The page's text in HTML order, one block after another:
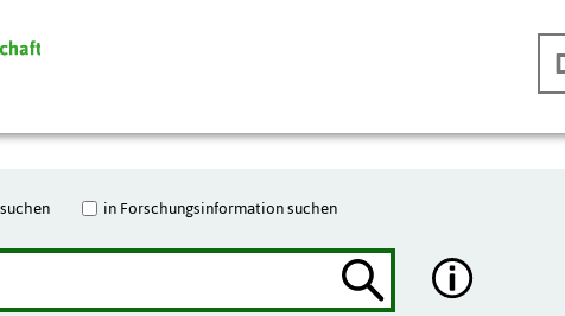
in Forschungsinformation suchen